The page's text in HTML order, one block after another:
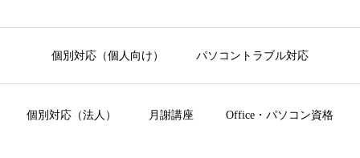
個別対応（個人向け） パソコントラブル対応
個別対応（法人） 月謝講座 Office・パソコン資格